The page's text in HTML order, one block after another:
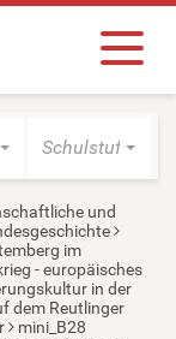
Schulstufe
und
im
- europäisches
in der
dem Reutlinger
mini_B28